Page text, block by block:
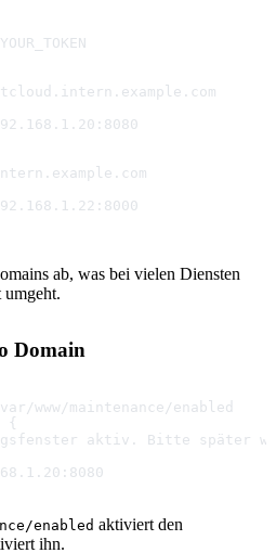
ab, was bei vielen Diensten
umgeht.
Domain
www/maintenance/enabled
{
aktiv. Bitte später
enabled aktiviert den
ihn.